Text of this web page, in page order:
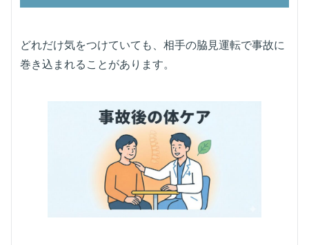
どれだけ気をつけていても、相手の脇見運転で事故に
巻き込まれることがあります。